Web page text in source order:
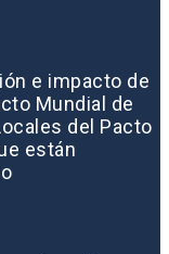
e impacto de
Mundial de
del Pacto
están